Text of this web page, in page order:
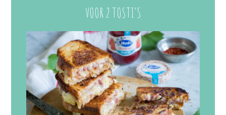
VOOR 2 TOSTI’S